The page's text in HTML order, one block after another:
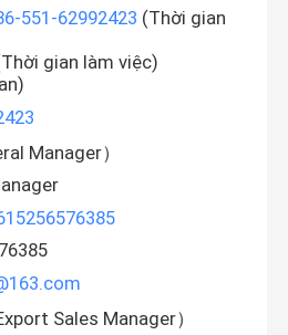
551-62992423 (Thời gian
gian làm việc)
Manager）
Sales Manager）